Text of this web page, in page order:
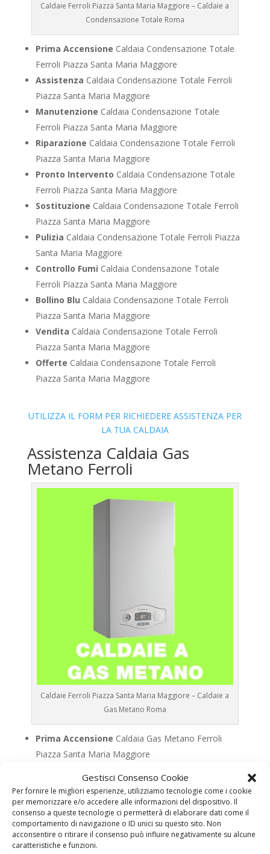
Gestisci Consenso Cookie
Per fornire le migliori esperienze, utilizziamo tecnologie come i cookie
per memorizzare e/o accedere alle informazioni del dispositivo. Il
consenso a queste tecnologie ci permetterà di elaborare dati come il
comportamento di navigazione o ID unici su questo sito. Non
acconsentire o ritirare il consenso può influire negativamente su alcune
caratteristiche e funzioni.
Caldaie Ferroli Piazza Santa Maria Maggiore – Caldaie a
Condensazione Totale Roma
Prima Accensione Caldaia Condensazione Totale
Ferroli Piazza Santa Maria Maggiore
Assistenza Caldaia Condensazione Totale Ferroli
Piazza Santa Maria Maggiore
Manutenzione Caldaia Condensazione Totale
Ferroli Piazza Santa Maria Maggiore
Riparazione Caldaia Condensazione Totale Ferroli
Piazza Santa Maria Maggiore
Pronto Intervento Caldaia Condensazione Totale
Ferroli Piazza Santa Maria Maggiore
Sostituzione Caldaia Condensazione Totale Ferroli
Piazza Santa Maria Maggiore
Pulizia Caldaia Condensazione Totale Ferroli Piazza
Santa Maria Maggiore
Controllo Fumi Caldaia Condensazione Totale
Ferroli Piazza Santa Maria Maggiore
Bollino Blu Caldaia Condensazione Totale Ferroli
Piazza Santa Maria Maggiore
Vendita Caldaia Condensazione Totale Ferroli
Piazza Santa Maria Maggiore
Offerte Caldaia Condensazione Totale Ferroli
Piazza Santa Maria Maggiore
UTILIZZA IL FORM PER RICHIEDERE ASSISTENZA PER
LA TUA CALDAIA
Assistenza Caldaia Gas
Metano Ferroli
Caldaie Ferroli Piazza Santa Maria Maggiore – Caldaie a
Gas Metano Roma
Prima Accensione Caldaia Gas Metano Ferroli
Piazza Santa Maria Maggiore
Santa Maria Maggiore
ManutenzioneCaldaia Gas Metano Ferroli Piazza
Santa Maria Maggiore
RiparazioneCaldaia Gas Metano Ferroli Piazza
Santa Maria Maggiore